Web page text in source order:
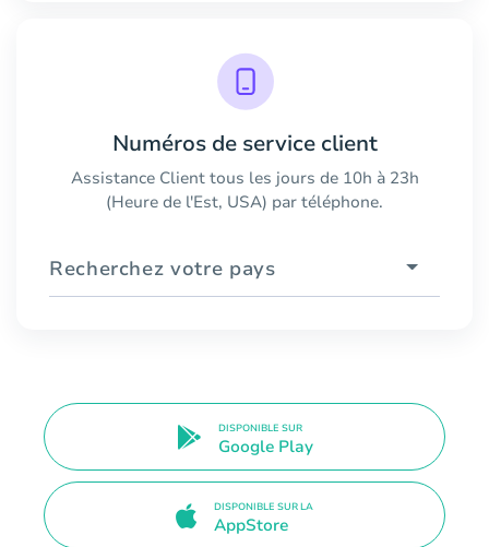
Numéros de service client
Assistance Client tous les jours de 10h à 23h
(Heure de l'Est, USA) par téléphone.
Recherchez votre pays
DISPONIBLE SUR
Google Play
DISPONIBLE SUR LA
AppStore